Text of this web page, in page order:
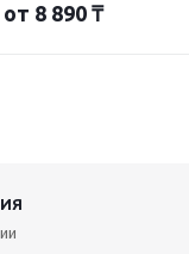
от 8 890 ₸